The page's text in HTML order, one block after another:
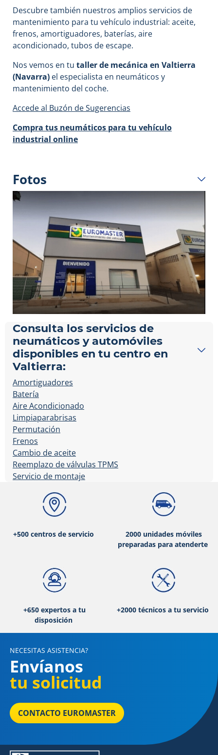
Descubre también nuestros amplios servicios de
mantenimiento para tu vehículo industrial: aceite,
frenos, amortiguadores, baterías, aire
acondicionado, tubos de escape.
Nos vemos en tu taller de mecánica en Valtierra
(Navarra) el especialista en neumáticos y
mantenimiento del coche.
Accede al Buzón de Sugerencias
Compra tus neumáticos para tu vehículo
industrial online
Fotos
Consulta los servicios de
neumáticos y automóviles
disponibles en tu centro en
Valtierra:
Amortiguadores
Batería
Aire Acondicionado
Limpiaparabrisas
Permutación
Frenos
Cambio de aceite
Reemplazo de válvulas TPMS
Servicio de montaje
+500 centros de servicio
2000 unidades móviles
preparadas para atenderte
+650 expertos a tu
disposición
+2000 técnicos a tu servicio
NECESITAS ASISTENCIA?
Envíanos
tu solicitud
CONTACTO EUROMASTER